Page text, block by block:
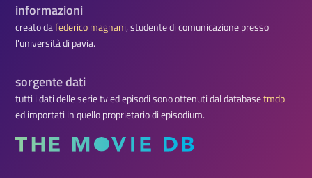
informazioni
creato dafederico magnani, studente di comunicazione presso
l'università di pavia.
sorgente dati
tutti i dati delle serie tv ed episodi sono ottenuti dal databasetmdb
ed importati in quello proprietario di episodium.